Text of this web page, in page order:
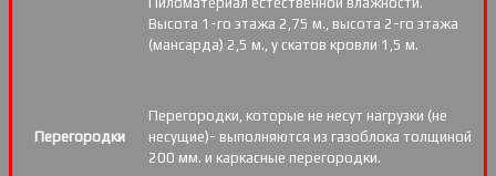
Высота 1-го этажа 2,75 м., высота 2-го этажа
(мансарда) 2,5 м., у скатов кровли 1,5 м.
Перегородки
Перегородки, которые не несут нагрузки (не
несущие)- выполняются из газоблока толщиной
200 мм. и каркасные перегородки.